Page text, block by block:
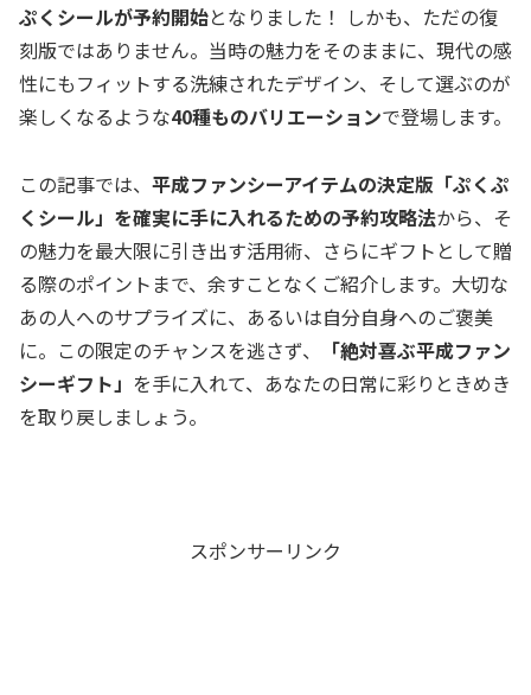
ぷくシールが予約開始となりました！ しかも、ただの復
刻版ではありません。当時の魅力をそのままに、現代の感
性にもフィットする洗練されたデザイン、そして選ぶのが
楽しくなるような40種ものバリエーションで登場します。
この記事では、 平成ファンシーアイテムの決定版「ぷくぷ
くシール」を確実に手に入れるための予約攻略法から、そ
の魅力を最大限に引き出す活用術、さらにギフトとして贈
る際のポイントまで、余すことなくご紹介します。大切な
あの人へのサプライズに、あるいは自分自身へのご褒美
に。この限定のチャンスを逃さず、
「絶対喜ぶ平成ファン
シーギフト」 を手に入れて、あなたの日常に彩りときめき
を取り戻しましょう。
スポンサーリンク